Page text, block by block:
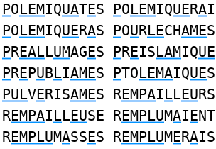
POLEMIQUATES POLEMIQUERAI
POLEMIQUERAS POURLECHAMES
PREALLUMAGES PREISLAMIQUE
PREPUBLIAMES PTOLEMAIQUES
PULVERISAMES REMPAILLEURS
REMPAILLEUSE REMPLUMAIENT
REMPLUMASSES REMPLUMERAIS